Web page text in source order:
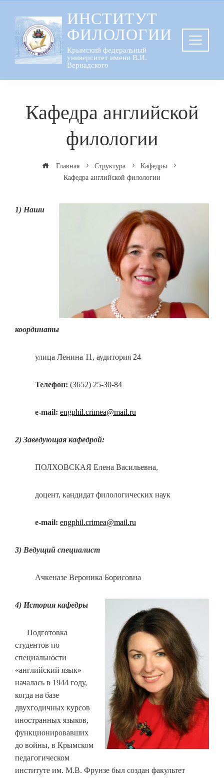
содержанию
ИНСТИТУТ
ФИЛОЛОГИИ
Крымский федеральный
университет имени В.И.
Вернадского
Кафедра английской
филологии
Главная Структура
Кафедры
Кафедра английской филологии
1) Наши
координаты
улица Ленина 11, аудитория 24
Телефон: (3652) 25-30-84
e-mail: engphil.crimea@mail.ru
2) Заведующая кафедрой:
ПОЛХОВСКАЯ Елена Васильевна,
доцент, кандидат филологических наук
e-mail: engphil.crimea@mail.ru
3) Ведущий специалист
Ачкеназе Вероника Борисовна
4) История кафедры
Подготовка
студентов по
специальности
«английский язык»
началась в 1944 году,
когда на базе
двухгодичных курсов
иностранных языков,
функционировавших
до войны, в Крымском
педагогическом
институте им. М.В. Фрунзе был создан факультет